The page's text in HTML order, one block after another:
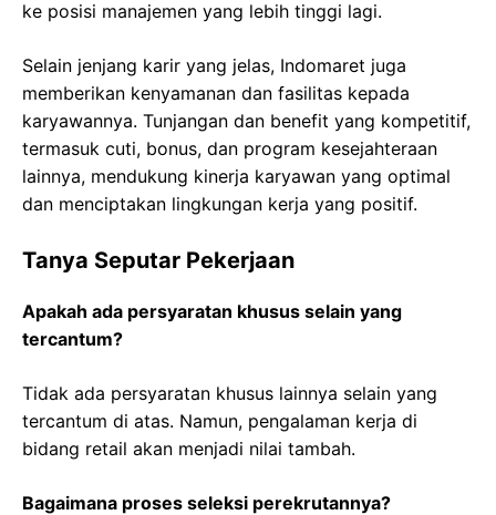
ke posisi manajemen yang lebih tinggi lagi.
Selain jenjang karir yang jelas, Indomaret juga
memberikan kenyamanan dan fasilitas kepada
karyawannya. Tunjangan dan benefit yang kompetitif,
termasuk cuti, bonus, dan program kesejahteraan
lainnya, mendukung kinerja karyawan yang optimal
dan menciptakan lingkungan kerja yang positif.
Tanya Seputar Pekerjaan
Apakah ada persyaratan khusus selain yang
tercantum?
Tidak ada persyaratan khusus lainnya selain yang
tercantum di atas. Namun, pengalaman kerja di
bidang retail akan menjadi nilai tambah.
Bagaimana proses seleksi perekrutannya?